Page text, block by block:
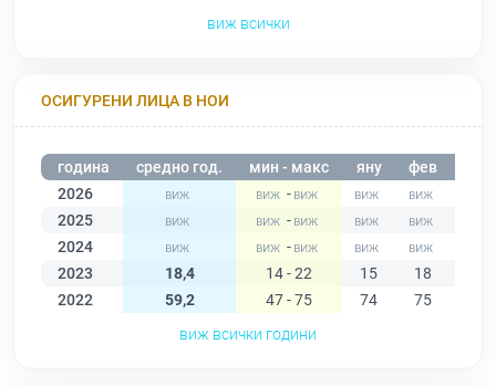
виж всички
ОСИГУРЕНИ ЛИЦА В НОИ
година средно год. мин - макс яну фев
2026
-
2025
-
2024
-
2023
18,4 14 - 22 15 18
2022
59,2 47 - 75 74 75
виж всички години